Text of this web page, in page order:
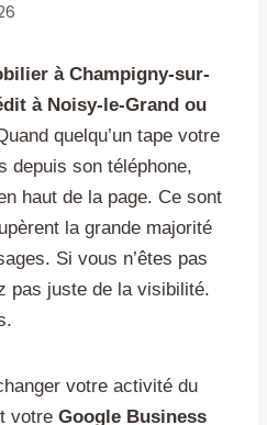
à Champigny-sur-
à Noisy-le-Grand ou
quelqu’un tape votre
depuis son téléphone,
haut de la page. Ce sont
la grande majorité
Si vous n’êtes pas
pas juste de la visibilité.
votre activité du
votre Google Business